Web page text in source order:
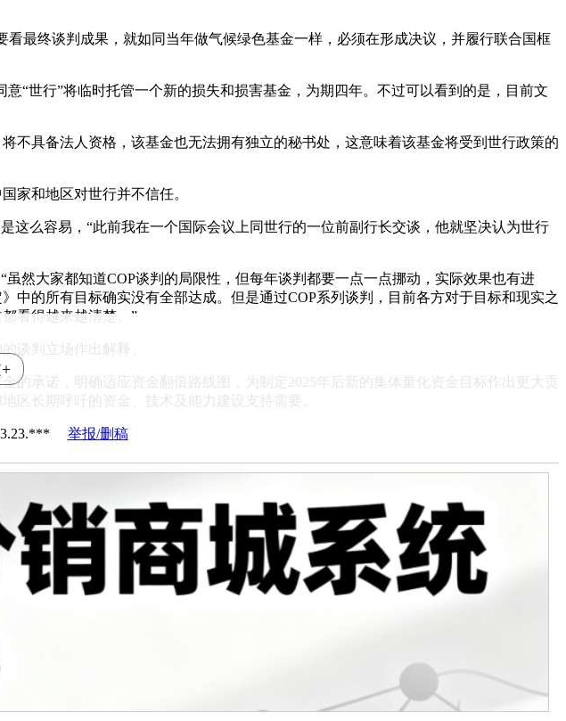
最终谈判成果，就如同当年做气候绿色基金一样，必须在形成决议，并履行联合国框
“世行”将临时托管一个新的损失和损害基金，为期四年。不过可以看到的是，目前文
不具备法人资格，该基金也无法拥有独立的秘书处，这意味着该基金将受到世行政策的
家和地区对世行并不信任。
这么容易，“此前我在一个国际会议上同世行的一位前副行长交谈，他就坚决认为世行
然大家都知道COP谈判的局限性，但每年谈判都要一点一点挪动，实际效果也有进
的所有目标确实没有全部达成。但是通过COP系列谈判，目前各方对于目标和现实之
看得越来越清楚。”
谈判立场作出解释。
的承诺，明确适应资金翻倍路线图，为制定2025年后新的集体量化资金目标作出更大贡
区长期呼吁的资金、技术及能力建设支持需要。
举报/删稿